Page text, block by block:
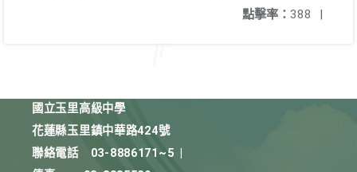
點擊率： 388 |
國立玉里高級中學
花蓮縣玉里鎮中華路424號
聯絡電話
03-8886171~5